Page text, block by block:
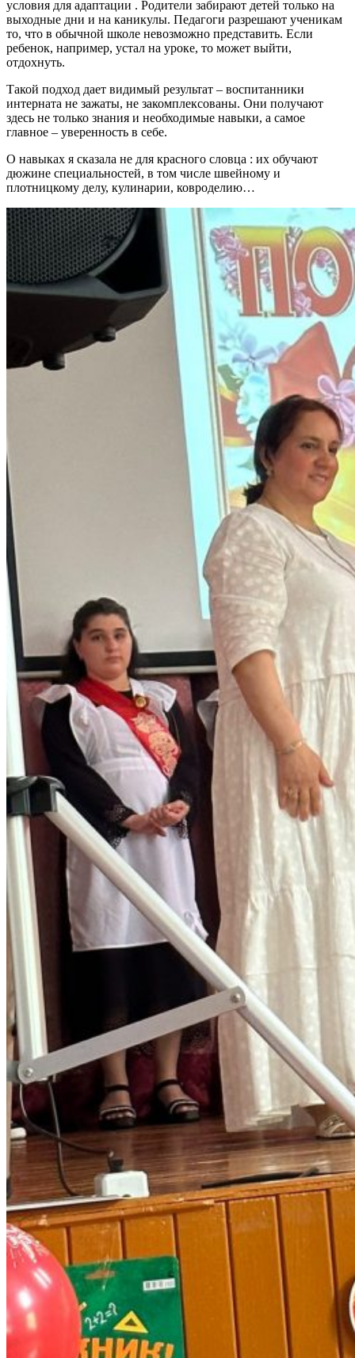
условия для адаптации . Родители забирают детей только на
выходные дни и на каникулы. Педагоги разрешают ученикам
то, что в обычной школе невозможно представить. Если
ребенок, например, устал на уроке, то может выйти,
отдохнуть.
Такой подход дает видимый результат – воспитанники
интерната не зажаты, не закомплексованы. Они получают
здесь не только знания и необходимые навыки, а самое
главное – уверенность в себе.
О навыках я сказала не для красного словца : их обучают
дюжине специальностей, в том числе швейному и
плотницкому делу, кулинарии, ковроделию…